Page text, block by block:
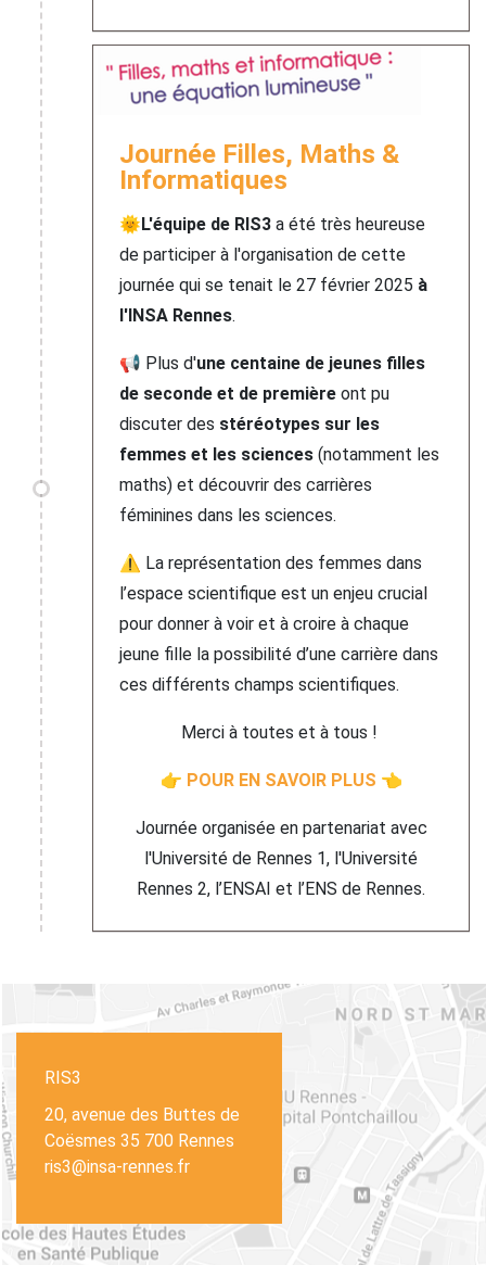
Journée Filles, Maths &
Informatiques
🌞L'équipe de RIS3 a été très heureuse
de participer à l'organisation de cette
journée qui se tenait le 27 février 2025 à
l'INSA Rennes.
📢 Plus d'une centaine de jeunes filles
de seconde et de première ont pu
discuter des stéréotypes sur les
femmes et les sciences (notamment les
maths) et découvrir des carrières
féminines dans les sciences.
⚠️ La représentation des femmes dans
l’espace scientifique est un enjeu crucial
pour donner à voir et à croire à chaque
jeune fille la possibilité d’une carrière dans
ces différents champs scientifiques.
Merci à toutes et à tous !
👉 POUR EN SAVOIR PLUS 👈
Journée organisée en partenariat avec
l'Université de Rennes 1, l'Université
Rennes 2, l’ENSAI et l’ENS de Rennes.
RIS3
20, avenue des Buttes de
Coësmes 35 700 Rennes
ris3@insa-rennes.fr